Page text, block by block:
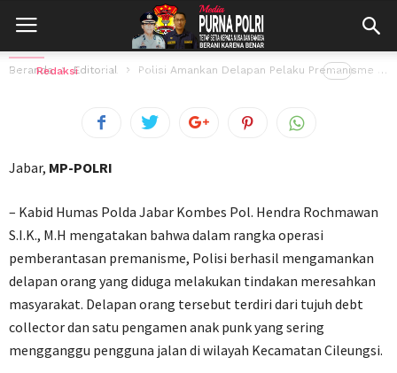
Beranda Editorial Polisi Amankan Delapan Pelaku Premanisme dan Pengamen Anak Punk Pasca Laporan Perampasan...
Pasca Laporan Perampasan Sepeda
Motor
Oleh Redaksi 29 Mei 2025 82 views
Jabar, MP-POLRI
– Kabid Humas Polda Jabar Kombes Pol. Hendra Rochmawan
S.I.K., M.H mengatakan bahwa dalam rangka operasi
pemberantasan premanisme, Polisi berhasil mengamankan
delapan orang yang diduga melakukan tindakan meresahkan
masyarakat. Delapan orang tersebut terdiri dari tujuh debt
collector dan satu pengamen anak punk yang sering
mengganggu pengguna jalan di wilayah Kecamatan Cileungsi.